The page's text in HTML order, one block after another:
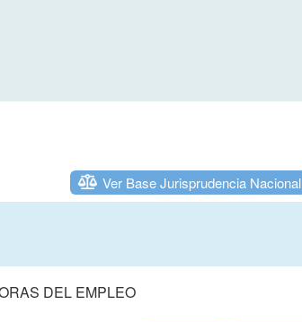
Ver Base Jurisprudencia Nacional
DEL EMPLEO